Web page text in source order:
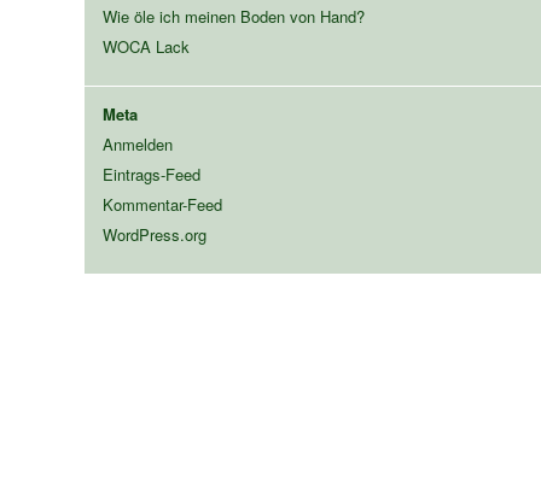
Wie öle ich meinen Boden von Hand?
WOCA Lack
Meta
Anmelden
Eintrags-Feed
Kommentar-Feed
WordPress.org